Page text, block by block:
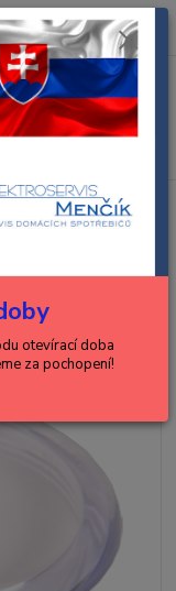
Menu
0ks
za0,00 Kč
PÁKOVÉ ESPRESSO
otevírací doba
za pochopení!